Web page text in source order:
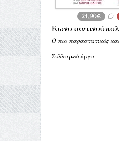
21,90€
Ο πιο παραστατικός
Συλλογικό έργο